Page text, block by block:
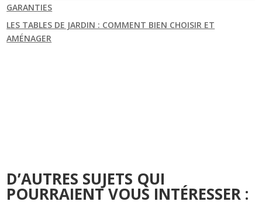
GARANTIES
LES TABLES DE JARDIN : COMMENT BIEN CHOISIR ET
AMÉNAGER
D’AUTRES SUJETS QUI
POURRAIENT VOUS INTÉRESSER :